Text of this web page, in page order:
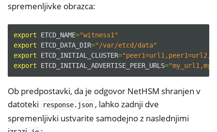
spremenljivke obrazca:
export ETCD_NAME="witness1"
export
ETCD_DATA_DIR="/var/etcd/data"
export
ETCD_INITIAL_CLUSTER=
export
ETCD_INITIAL_ADVERTISE_PEER_URLS=
Ob predpostavki, da je odgovor NetHSM shranjen v
datoteki
response.json , lahko zadnji dve
spremenljivki ustvarite samodejno z naslednjimi